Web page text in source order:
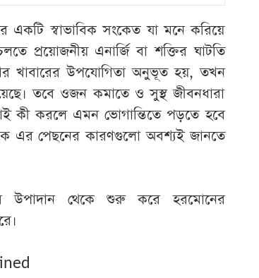
একটি স্বাভাবিক সংকেত যা মনে করিয়ে
প্রয়োজনীয় এনার্জি বা শক্তির ঘাটতি
খাবারের উপযোগিতা অনুভূত হয়, তখন
তবে ওজন কমাতে ও সুস্থ জীবনধারা
কী করলে এমন ভোগান্তিতে পড়তে হবে
এর পেছনের কারণগুলো অবশ্যই জানতে
উপাদান থেকে শুরু করে হরমোনের